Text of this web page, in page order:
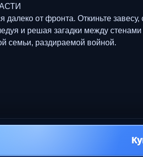
от фронта. Откиньте
и решая загадки между
семьи, раздираемой войной.